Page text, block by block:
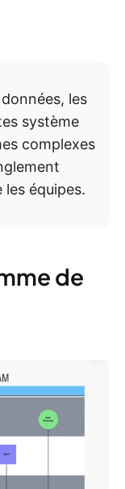
les
système
complexes
équipes.
de